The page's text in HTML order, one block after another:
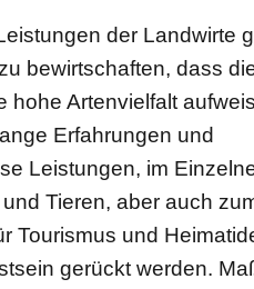
der Landwirte
bewirtschaften, dass
Artenvielfalt
Erfahrungen und
Leistungen, im
Tieren, aber auch
Tourismus und
gerückt werden.